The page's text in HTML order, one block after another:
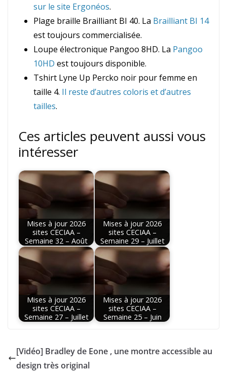
sur le site Ergonéos.
Plage braille Brailliant BI 40. La Brailliant BI 14
est toujours commercialisée.
Loupe électronique Pangoo 8HD. La Pangoo
10HD est toujours disponible.
Tshirt Lyne Up Percko noir pour femme en
taille 4. Il reste d’autres coloris et d’autres
tailles.
Ces articles peuvent aussi vous
intéresser
Mises à jour 2026
sites CECIAA –
Semaine 32 – Août
Mises à jour 2026
sites CECIAA –
Semaine 29 – Juillet
Mises à jour 2026
sites CECIAA –
Semaine 27 – Juillet
Mises à jour 2026
sites CECIAA –
Semaine 25 – Juin
[Vidéo] Bradley de Eone , une montre accessible au
design très original